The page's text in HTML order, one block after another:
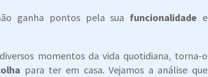
ganha pontos pela sua funcionalidade e
momentos da vida quotidiana, torna-o
para ter em casa. Vejamos a análise que